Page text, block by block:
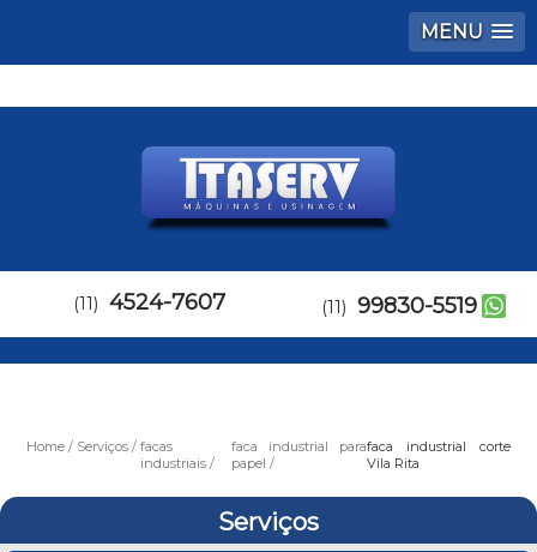
MENU
(11) 4524-7607 (11) 99830-5519
Home Serviços
facas
industriais
faca industrial para
papel
faca industrial corte
Vila Rita
Serviços